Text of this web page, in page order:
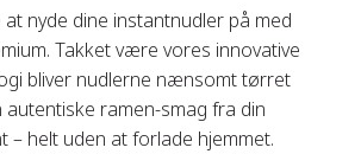
at nyde dine instantnudler på med
Takket være vores innovative
bliver nudlerne nænsomt tørret
ramen-smag fra din
– helt uden at forlade hjemmet.